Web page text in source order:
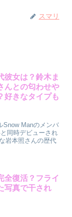
スマリ
彼女は？鈴木ま
んとの匂わせや
好きなタイプも
Snow Manのメンバ
同時デビューされ
岩本照さんの歴代
全復活？フライ
写真で干され